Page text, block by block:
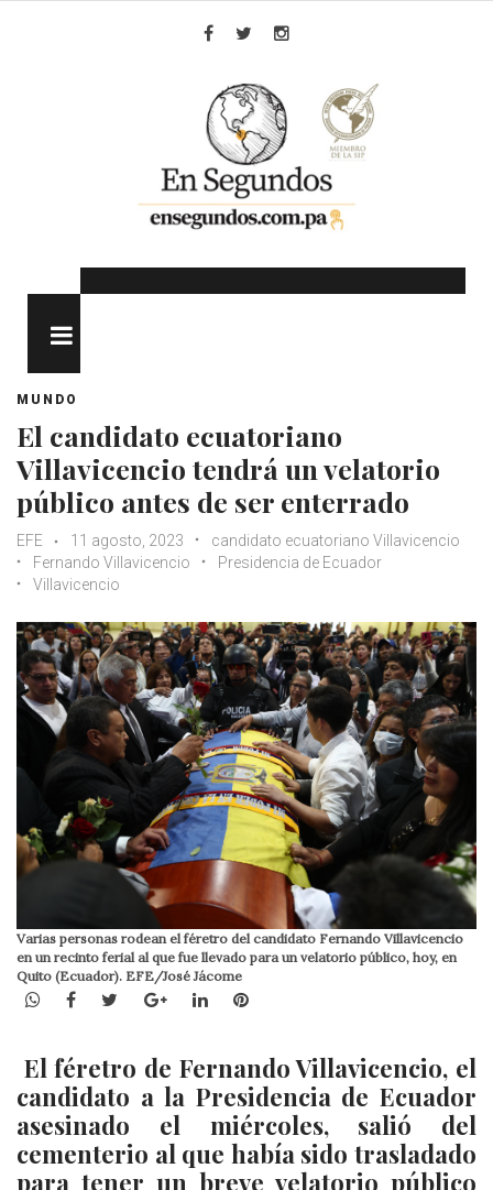
MUNDO
El candidato ecuatoriano
Villavicencio tendrá un velatorio
público antes de ser enterrado
EFE 11 agosto, 2023
candidato ecuatoriano Villavicencio
Fernando Villavicencio
Presidencia de Ecuador
Villavicencio
Varias personas rodean el féretro del candidato Fernando Villavicencio
en un recinto ferial al que fue llevado para un velatorio público, hoy, en
Quito (Ecuador). EFE/José Jácome
WhatsApp
Facebook
TwitterGoogle+LinkedInPinterest
El féretro de Fernando Villavicencio, el
candidato a la Presidencia de Ecuador
asesinado el miércoles, salió del
cementerio al que había sido trasladado
para tener un breve velatorio público